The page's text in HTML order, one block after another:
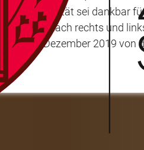
Universität sei dankbar
die nach rechts und
am 4. Dezember 2019 von